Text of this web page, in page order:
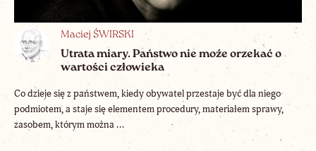
Maciej ŚWIRSKI
Utrata miary. Państwo nie może orzekać o
wartości człowieka
Co dzieje się z państwem, kiedy obywatel przestaje być dla niego
podmiotem, a staje się elementem procedury, materiałem sprawy,
zasobem, którym można ...